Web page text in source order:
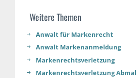
Weitere Themen
Anwalt für Markenrecht​
Anwalt Markenanmeldung
Markenrechtsverletzung
Markenrechtsverletzung